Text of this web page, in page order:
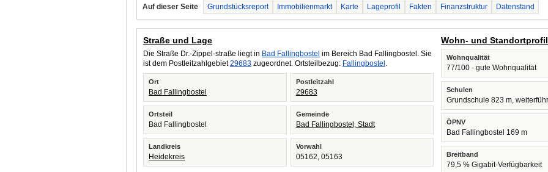
Auf dieser Seite Grundstücksreport Immobilienmarkt Karte Lageprofil Fakten Finanzstruktur Datenstand
Straße und Lage
Die Straße Dr.-Zippel-straße liegt in Bad Fallingbostel im Bereich Bad Fallingbostel. Sie
ist dem Postleitzahlgebiet29683 zugeordnet. Ortsteilbezug: Fallingbostel .
Ort
Bad Fallingbostel
Postleitzahl
29683
Ortsteil
Bad Fallingbostel
Gemeinde
Bad Fallingbostel, Stadt
Landkreis
Heidekreis
Vorwahl
05162, 05163
Wohn- und Standortprofil
Wohnqualität
77/100 - gute Wohnqualität
Schulen
Grundschule 823 m,
ÖPNV
Bad Fallingbostel 169 m
Breitband
79,5 % Gigabit-Verfügbarkeit